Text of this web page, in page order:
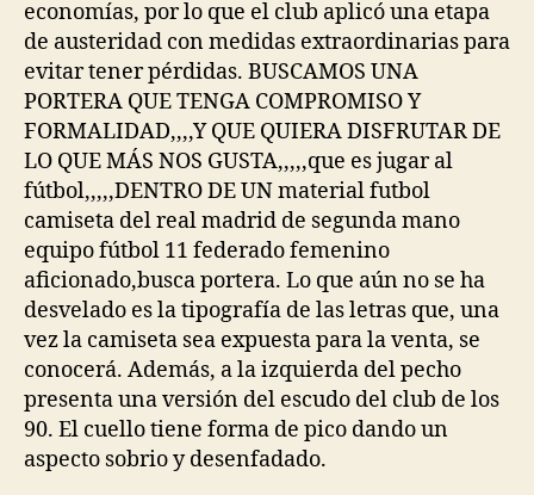
economías, por lo que el club aplicó una etapa
de austeridad con medidas extraordinarias para
evitar tener pérdidas. BUSCAMOS UNA
PORTERA QUE TENGA COMPROMISO Y
FORMALIDAD,,,,Y QUE QUIERA DISFRUTAR DE
LO QUE MÁS NOS GUSTA,,,,,que es jugar al
fútbol,,,,,DENTRO DE UN material futbol
camiseta del real madrid de segunda mano
equipo fútbol 11 federado femenino
aficionado,busca portera. Lo que aún no se ha
desvelado es la tipografía de las letras que, una
vez la camiseta sea expuesta para la venta, se
conocerá. Además, a la izquierda del pecho
presenta una versión del escudo del club de los
90. El cuello tiene forma de pico dando un
aspecto sobrio y desenfadado.